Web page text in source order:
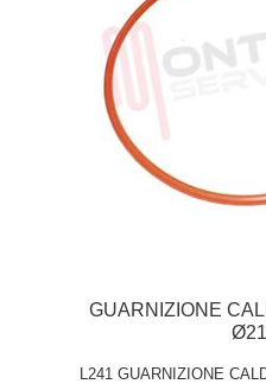
GUARNIZIONE
L241 GUARNIZIONE